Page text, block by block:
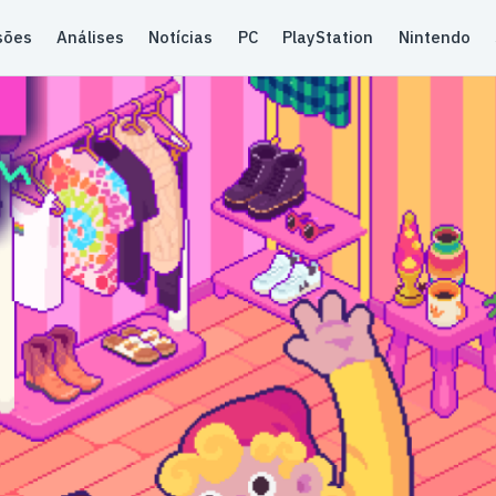
Análises Notícias PC PlayStation Nintendo